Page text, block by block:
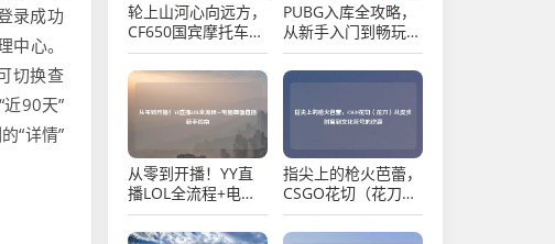
录成功
中心。
切换查
90天”
“详情”
轮上山河心向远方，
CF650国宾摩托车伴
我走过的骑行人生
PUBG入库全攻略，
从新手入门到畅玩的
一站式操作指南，教
你添加绝地求生到库
从零到开播！YY直
播LOL全流程+电脑
画面直播新手指南
指尖上的枪火芭蕾，
CSGO花切（花刀）
从皮肤附属到文化符
号的逆袭